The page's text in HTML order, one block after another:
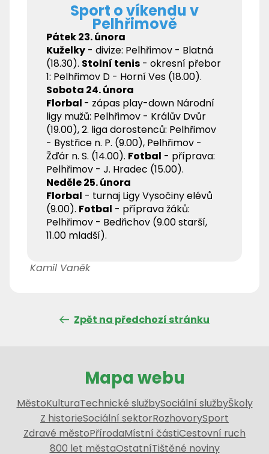
Sport o víkendu v
Pelhřimově
Pátek 23. února
Kuželky - divize: Pelhřimov - Blatná
(18.30). Stolní tenis - okresní přebor
1: Pelhřimov D - Horní Ves (18.00).
Sobota 24. února
Florbal - zápas play-down Národní
ligy mužů: Pelhřimov - Králův Dvůr
(19.00), 2. liga dorostenců: Pelhřimov
- Bystřice n. P. (9.00), Pelhřimov -
Žďár n. S. (14.00). Fotbal - příprava:
Pelhřimov - J. Hradec (15.00).
Neděle 25. února
Florbal - turnaj Ligy Vysočiny elévů
(9.00). Fotbal - příprava žáků:
Pelhřimov - Bedřichov (9.00 starší,
11.00 mladší).
Kamil Vaněk
Zpět na předchozí stránku
Mapa webu
MěstoKulturaTechnické službySociální službyŠkoly
Z historieSociální sektorRozhovorySport
Zdravé městoPřírodaMístní částiCestovní ruch
800 let městaOstatníTištěné noviny